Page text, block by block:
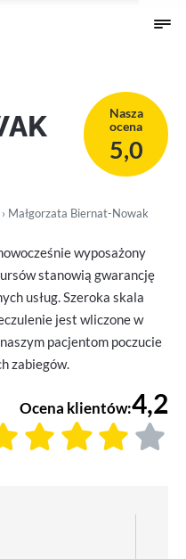
Nasza
ocena
5,0
› Małgorzata Biernat-Nowak
wyposażony
stanowią gwarancję
usług. Szeroka skala
jest wliczone w
pacjentom poczucie
zabiegów.
Ocena klientów:4,2